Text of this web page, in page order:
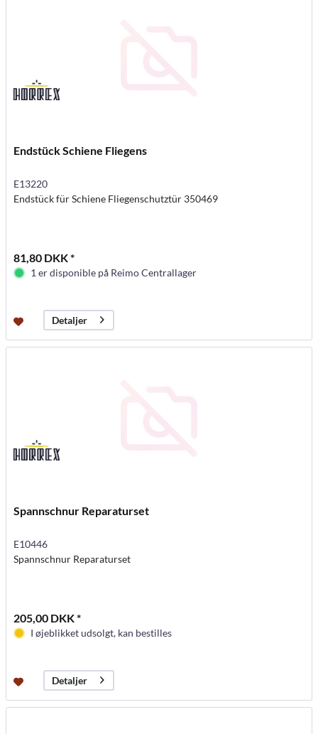
Endstück Schiene Fliegens
E13220
Endstück für Schiene Fliegenschutztür 350469
81,80 DKK *
1 er disponible på Reimo Centrallager
Detaljer
Spannschnur Reparaturset
E10446
Spannschnur Reparaturset
205,00 DKK *
I øjeblikket udsolgt, kan bestilles
Detaljer